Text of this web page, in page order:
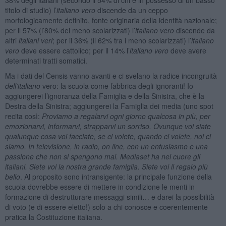
titolo di studio) l’italiano vero discende da un ceppo
morfologicamente definito, fonte originaria della identità nazionale;
per il 57% (l’80% dei meno scolarizzati) l’italiano vero discende da
altri italiani veri; per il 36% (il 62% tra i meno scolarizzati) l’italiano
vero deve essere cattolico; per il 14% l’italiano vero deve avere
determinati tratti somatici.
Ma i dati del Censis vanno avanti e ci svelano la radice incongruità
dell’italiano vero: la scuola come fabbrica degli ignoranti! Io
aggiungerei l’ignoranza della Famiglia e della Sinistra, che è la
Destra della Sinistra; aggiungerei la Famiglia dei media (uno spot
recita così: Proviamo a regalarvi ogni giorno qualcosa in più, per
emozionarvi, informarvi, strapparvi un sorriso. Ovunque voi siate
qualunque cosa voi facciate, se ci volete, quando ci volete, noi ci
siamo. In televisione, in radio, on line, con un entusiasmo e una
passione che non si spengono mai. Mediaset ha nel cuore gli
italiani. Siete voi la nostra grande famiglia. Siete voi il regalo più
bello . Al proposito sono intransigente: la principale funzione della
scuola dovrebbe essere di mettere in condizione le menti in
formazione di destrutturare messaggi simili… e darei la possibilità
di voto (e di essere eletto!) solo a chi conosce e coerentemente
pratica la Costituzione italiana.